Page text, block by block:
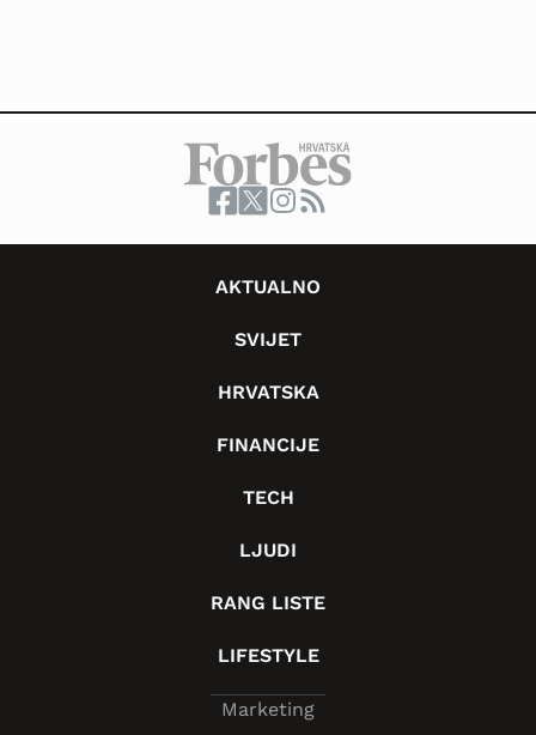
AKTUALNO
SVIJET
HRVATSKA
FINANCIJE
TECH
LJUDI
RANG LISTE
LIFESTYLE
Marketing